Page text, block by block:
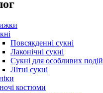
Повсякденні сукні
Лаконічні сукні
Сукні для особливих подій
Літні сукні
костюми